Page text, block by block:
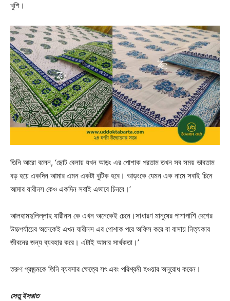
খুশি।
তিনি আরো বলেন, ‘ছোট বেলায় যখন আড়ং এর পোশাক পরতাম তখন সব সময় ভাবতাম
বড় হয়ে একদিন আমার এমন একটা বুটিক হবে। আড়ংকে যেমন এক নামে সবাই চিনে
আমার যারীনস কেও একদিন সবাই এভাবে চিনবে।’
আলহামদুলিল্লাহ যারীনস কে এখন অনেকেই চেনে।সাধারণ মানুষের পাশাপাশি দেশের
উচ্চপর্যায়ের অনেকেই এখন যারীনস এর পোশাক পরে অফিস করে বা বাসায় নিত্যকার
জীবনের জন্য ব্যবহার করে। এটাই আমার সার্থকতা।’
তরুণ প্রজন্মকে তিনি ব্যবসার ক্ষেত্রে সৎ এবং পরিশ্রমী হওয়ার অনুরোধ করেন।
সেতু ইসরাত